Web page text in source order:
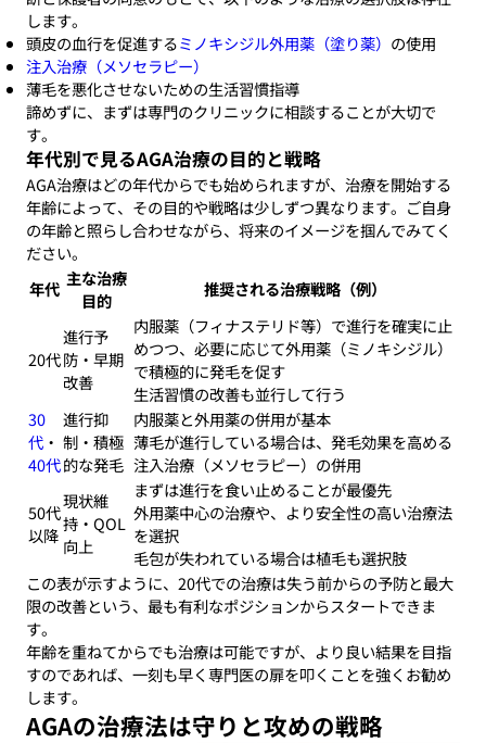
します。
頭皮の血行を促進するミノキシジル外用薬（塗り薬） の使用
注入治療（メソセラピー）
薄毛を悪化させないための生活習慣指導
諦めずに、まずは専門のクリニックに相談することが大切で
す。
年代別で見るAGA治療の目的と戦略
AGA治療はどの年代からでも始められますが、治療を開始する
年齢によって、その目的や戦略は少しずつ異なります。ご自身
の年齢と照らし合わせながら、将来のイメージを掴んでみてく
ださい。
年代 主な治療
目的
推奨される治療戦略（例）
20代
進行予
防・早期
改善
内服薬（フィナステリド等）で進行を確実に止
めつつ、必要に応じて外用薬（ミノキシジル）
で積極的に発毛を促す
生活習慣の改善も並行して行う
30
代・
40代
進行抑
制・積極
的な発毛
内服薬と外用薬の併用が基本
薄毛が進行している場合は、発毛効果を高める
注入治療（メソセラピー）の併用
50代
以降
現状維
持・QOL
向上
まずは進行を食い止めることが最優先
外用薬中心の治療や、より安全性の高い治療法
を選択
毛包が失われている場合は植毛も選択肢
この表が示すように、20代での治療は失う前からの予防と最大
限の改善という、最も有利なポジションからスタートできま
す。
年齢を重ねてからでも治療は可能ですが、より良い結果を目指
すのであれば、一刻も早く専門医の扉を叩くことを強くお勧め
します。
AGAの治療法は守りと攻めの戦略